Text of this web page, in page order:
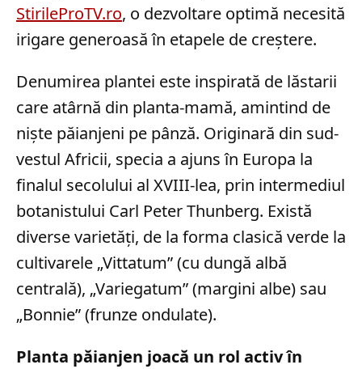
StirileProTV.ro, o dezvoltare optimă necesită
irigare generoasă în etapele de creștere.
Denumirea plantei este inspirată de lăstarii
care atârnă din planta-mamă, amintind de
niște păianjeni pe pânză. Originară din sud-
vestul Africii, specia a ajuns în Europa la
finalul secolului al XVIII-lea, prin intermediul
botanistului Carl Peter Thunberg. Există
diverse varietăți, de la forma clasică verde la
cultivarele „Vittatum” (cu dungă albă
centrală), „Variegatum” (margini albe) sau
„Bonnie” (frunze ondulate).
Planta păianjen joacă un rol activ în